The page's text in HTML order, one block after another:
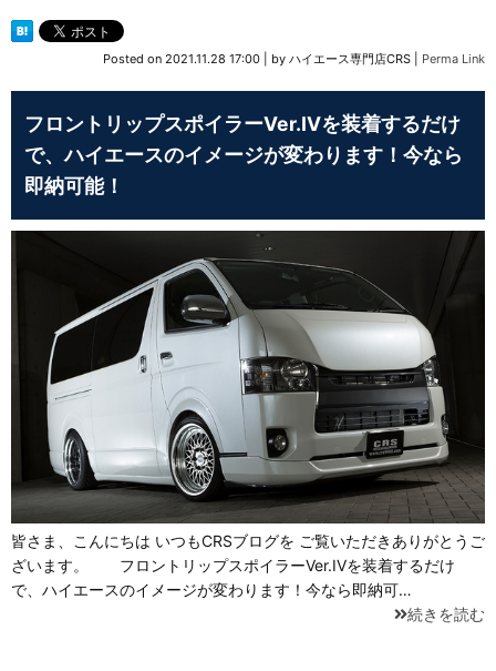
Posted on 2021.11.28 17:00 by ハイエース専門店CRS Perma Link
フロントリップスポイラーVer.IVを装着するだけ
で、ハイエースのイメージが変わります！今なら
即納可能！
皆さま、こんにちは いつもCRSブログを ご覧いただきありがとうご
ざいます。 フロントリップスポイラーVer.IVを装着するだけ
で、ハイエースのイメージが変わります！今なら即納可…
続きを読む